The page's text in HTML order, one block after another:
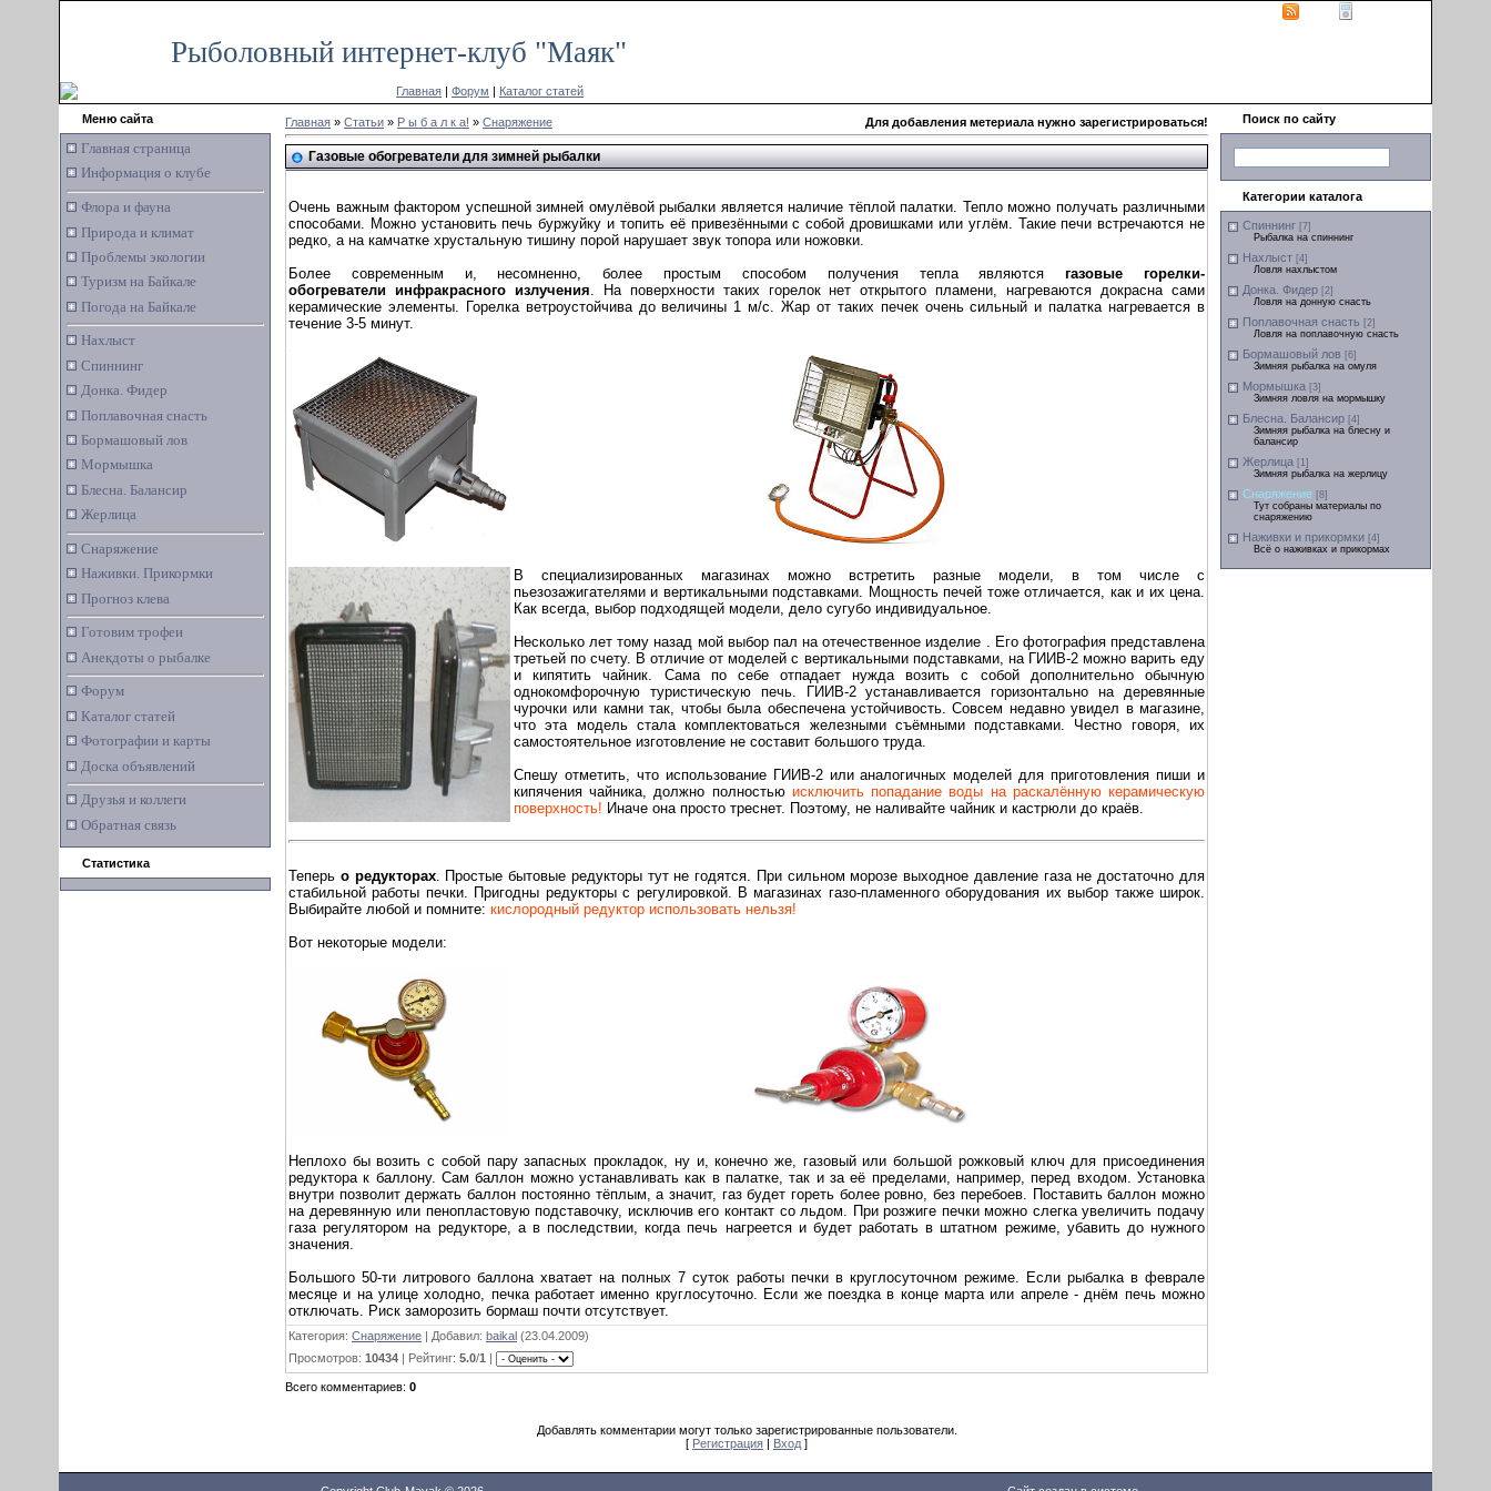
Рыболовный интернет-клуб "Маяк"
Главная | Форум | Каталог статей
Меню сайта
Главная страница
Информация о клубе
Флора и фауна
Природа и климат
Проблемы экологии
Туризм на Байкале
Погода на Байкале
Нахлыст
Спиннинг
Донка. Фидер
Поплавочная снасть
Бормашовый лов
Мормышка
Блесна. Балансир
Жерлица
Снаряжение
Наживки. Прикормки
Прогноз клева
Готовим трофеи
Анекдоты о рыбалке
Форум
Каталог статей
Фотографии и карты
Доска объявлений
Друзья и коллеги
Обратная связь
Статистика
Главная » Статьи » Р ы б а л к а! » Снаряжение Для добавления метериала нужно зарегистрироваться!
Газовые обогреватели для зимней рыбалки
Очень важным фактором успешной зимней омулёвой рыбалки является наличие тёплой палатки. Тепло можно получать различными
способами. Можно установить печь буржуйку и топить её привезёнными с собой дровишками или углём. Такие печи встречаются не
редко, а на камчатке хрустальную тишину порой нарушает звук топора или ножовки.
Более современным и, несомненно, более простым способом получения тепла являютсягазовые горелки-
обогреватели инфракрасного излучения . На поверхности таких горелок нет открытого пламени, нагреваются докрасна сами
керамические элементы. Горелка ветроустойчива до величины 1 м/с. Жар от таких печек очень сильный и палатка нагревается в
течение 3-5 минут.
В специализированных магазинах можно встретить разные модели, в том числе с
пьезозажигателями и вертикальными подставками. Мощность печей тоже отличается, как и их цена.
Как всегда, выбор подходящей модели, дело сугубо индивидуальное.
Несколько лет тому назад мой выбор пал на отечественное изделие . Его фотография представлена
третьей по счету. В отличие от моделей с вертикальными подставками, на ГИИВ-2 можно варить еду
и кипятить чайник. Сама по себе отпадает нужда возить с собой дополнительно обычную
однокомфорочную туристическую печь. ГИИВ-2 устанавливается горизонтально на деревянные
чурочки или камни так, чтобы была обеспечена устойчивость. Совсем недавно увидел в магазине,
что эта модель стала комплектоваться железными съёмными подставками. Честно говоря, их
самостоятельное изготовление не составит большого труда.
Спешу отметить, что использование ГИИВ-2 или аналогичных моделей для приготовления пиши и
кипячения чайника, должно полностью исключить попадание воды на раскалённую керамическую
поверхность! Иначе она просто треснет. Поэтому, не наливайте чайник и кастрюли до краёв.
Теперь о редукторах. Простые бытовые редукторы тут не годятся. При сильном морозе выходное давление газа не достаточно для
стабильной работы печки. Пригодны редукторы с регулировкой. В магазинах газо-пламенного оборудования их выбор также широк.
Выбирайте любой и помните: кислородный редуктор использовать нельзя!
Вот некоторые модели:
Неплохо бы возить с собой пару запасных прокладок, ну и, конечно же, газовый или большой рожковый ключ для присоединения
редуктора к баллону. Сам баллон можно устанавливать как в палатке, так и за её пределами, например, перед входом. Установка
внутри позволит держать баллон постоянно тёплым, а значит, газ будет гореть более ровно, без перебоев. Поставить баллон можно
на деревянную или пенопластовую подставочку, исключив его контакт со льдом. При розжиге печки можно слегка увеличить подачу
газа регулятором на редукторе, а в последствии, когда печь нагреется и будет работать в штатном режиме, убавить до нужного
значения.
Большого 50-ти литрового баллона хватает на полных 7 суток работы печки в круглосуточном режиме. Если рыбалка в феврале
месяце и на улице холодно, печка работает именно круглосуточно. Если же поездка в конце марта или апреле - днём печь можно
отключать. Риск заморозить бормаш почти отсутствует.
Категория: Снаряжение | Добавил: baikal (23.04.2009)
Просмотров: 10434 | Рейтинг: 5.0/1 |
Всего комментариев: 0
Добавлять комментарии могут только зарегистрированные пользователи.
[ Регистрация | Вход ]
Поиск по сайту
Категории каталога
Спиннинг [7]
Рыбалка на спиннинг
Нахлыст [4]
Ловля нахлыстом
Донка. Фидер [2]
Ловля на донную снасть
Поплавочная снасть [2]
Ловля на поплавочную снасть
Бормашовый лов [6]
Зимняя рыбалка на омуля
Мормышка [3]
Зимняя ловля на мормышку
Блесна. Балансир [4]
Зимняя рыбалка на блесну и
балансир
Жерлица [1]
Зимняя рыбалка на жерлицу
Снаряжение [8]
Тут собраны материалы по
снаряжению
Наживки и прикормки [4]
Всё о наживках и прикормах